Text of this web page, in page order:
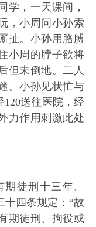
学，一天课间，
，小周问小孙索
扯。小孙用胳膊
小周的脖子欲将
但未倒地。二人
。小孙见状忙与
120送往医院，经
力作用刺激此处
徒刑十三年。
十四条规定：“故
期徒刑、拘役或